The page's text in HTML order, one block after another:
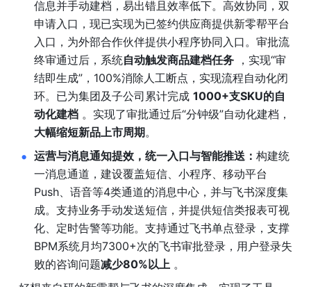
信息并手动建档，易出错且效率低下。高效协同，双
申请入口，现已实现为已签约供应商提供新零帮平台
入口，为外部合作伙伴提供小程序协同入口。审批流
终审通过后，系统自动触发商品建档任务 ，实现“审
结即生成”，100%消除人工断点，实现流程自动化闭
环。已为集团及子公司累计完成 1000+支SKU的自
动化建档 。实现了审批通过后“分钟级”自动化建档，
大幅缩短新品上市周期。
运营与消息通知提效，统一入口与智能推送： 构建统
一消息通道，建设覆盖短信、小程序、移动平台
Push、语音等4类通道的消息中心，并与飞书深度集
成。支持业务手动发送短信，并提供短信类报表可视
化、定时告警等功能。支持通过飞书单点登录，支撑
BPM系统月均7300+次的飞书审批登录，用户登录失
败的咨询问题减少80%以上 。